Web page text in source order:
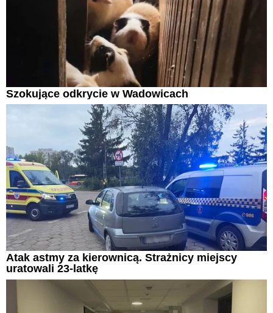
Szokujące odkrycie w Wadowicach
Atak astmy za kierownicą. Strażnicy miejscy
uratowali 23-latkę